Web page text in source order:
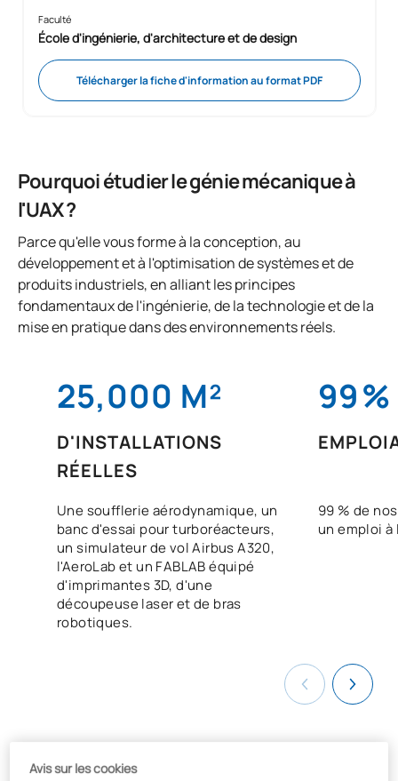
Faculté
École d'ingénierie, d'architecture et de design
Télécharger la fiche d'information au format PDF
Pourquoi étudier le génie mécanique à
l'UAX ?
Parce qu'elle vous forme à la conception, au
développement et à l'optimisation de systèmes et de
produits industriels, en alliant les principes
fondamentaux de l'ingénierie, de la technologie et de la
mise en pratique dans des environnements réels.
25,000 M²
D'INSTALLATIONS
RÉELLES
Une soufflerie aérodynamique, un
banc d'essai pour turboréacteurs,
un simulateur de vol Airbus A320,
l'AeroLab et un FABLAB équipé
d'imprimantes 3D, d'une
découpeuse laser et de bras
robotiques.
99%
99 % de
un emploi
Avis sur les cookies